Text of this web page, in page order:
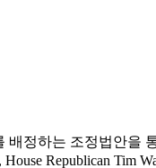
배정하는 조정법안을
Republican Tim